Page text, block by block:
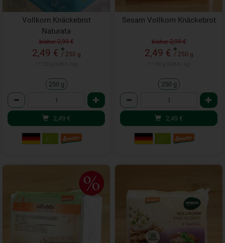
Vollkorn Knäckebrot
Naturata
bisher 2,99 €
2,49 € *
/ 250 g
250 g
Anzahl
2,49 €
Sesam Vollkorn Knäckebrot
bisher 2,99 €
2,49 € *
/ 250 g
250 g
Anzahl
2,49 €